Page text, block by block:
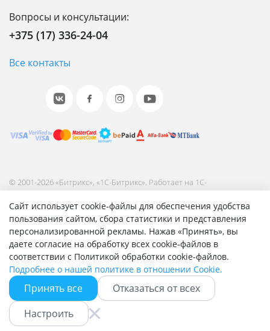
Сайт использует cookie-файлы для обеспечения удобства
пользования сайтом, сбора статистики и представления
персонализированной рекламы. Нажав «Принять», вы
даете согласие на обработку всех cookie-файлов в
соответствии с Политикой обработки cookie-файлов.
Подробнее о нашей политике в отношении Cookie.
Принять все
Отказаться от всех
Настроить
Вопросы и консультации:
+375 (17) 336-24-04
Все контакты
© 2001-2026 «Битрикс», «1С-Битрикс». Работает на 1С-
Битрикс: Управление сайтом.
Согласие на обработку персональных данных
Отзыв согласия на обработку персональных данных
Политика обработки персональных данных
Соглашение об использовании сайта
Быстро с 1С-Битрикс